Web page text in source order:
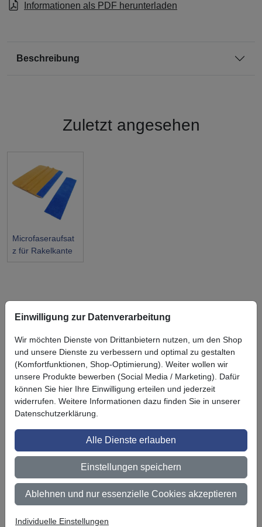
Informationen als PDF herunterladen
Beschreibung
Zuletzt angesehen
Microfaseraufsat
z für Rakelkante
3M BestPartner Commercial Solutions
Preisschutz für unsere Kunden
Persönliche Beratung und Betreuung
Keine Mindestbestellmenge
Ab 300 € Nettowarenwert versandkostenfrei (innerhalb
Deutschland)
Zertifiziert nach ISO 9001
Qualifizierter Fachhändler
Lagerware wird bei Bestellung bis 14 Uhr noch am selben
Einwilligung zur Datenverarbeitung
Wir möchten Dienste von Drittanbietern nutzen, um den Shop
und unsere Dienste zu verbessern und optimal zu gestalten
(Komfortfunktionen, Shop-Optimierung). Weiter wollen wir
unsere Produkte bewerben (Social Media / Marketing). Dafür
können Sie hier Ihre Einwilligung erteilen und jederzeit
widerrufen. Weitere Informationen dazu finden Sie in unserer
Datenschutzerklärung.
Alle Dienste erlauben
Einstellungen speichern
Ablehnen und nur essenzielle Cookies akzeptieren
Individuelle Einstellungen